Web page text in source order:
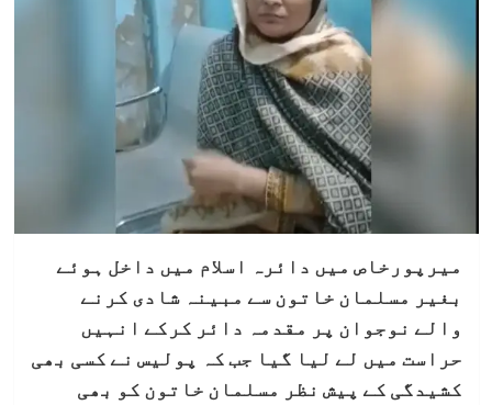
میرپورخاص میں دائرہ اسلام میں داخل ہوئے
بغیر مسلمان خاتون سے مبینہ شادی کرنے
والے نوجوان پر مقدمہ دائر کرکے انہیں
حراست میں لے لیا گیا جب کہ پولیس نے کسی بھی
کشیدگی کے پیش نظر مسلمان خاتون کو بھی